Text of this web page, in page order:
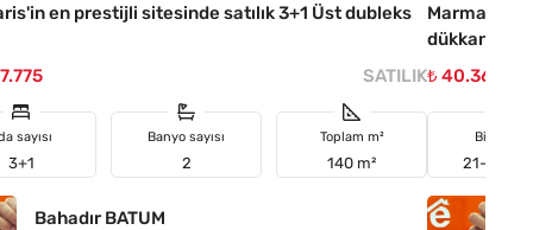
en prestijli sitesinde satılık 3+1 Üst dubleks
SATILIK
sayısı
3+1
Banyo sayısı
2
Toplam m²
140 m²
Bahadır BATUM
Marmaris
dükkan
₺
Bina yaşı
21-25